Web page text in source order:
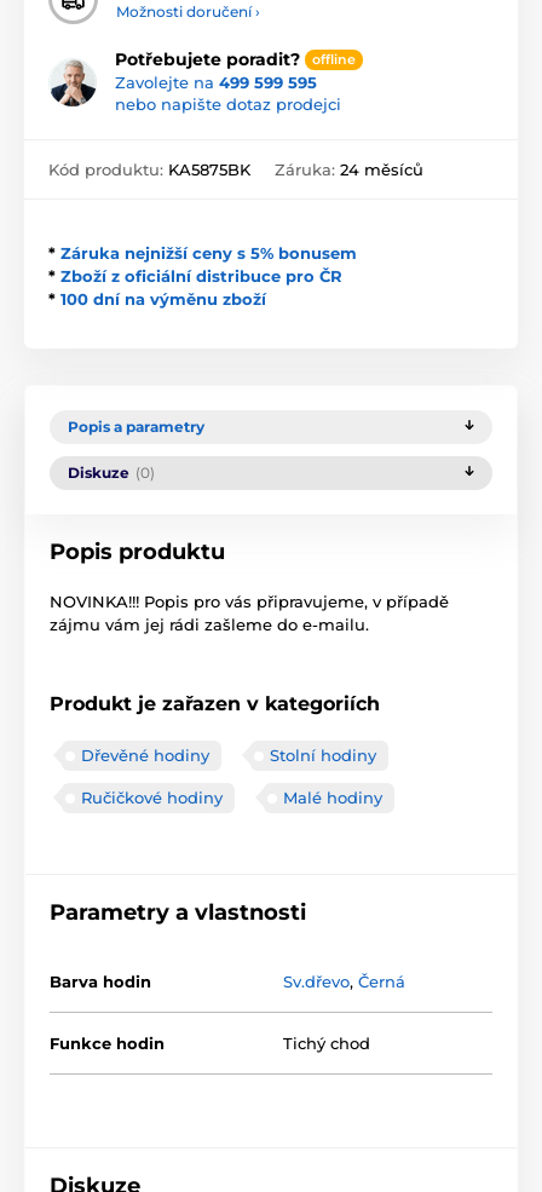
Možnosti doručení ›
Potřebujete poradit? offline
Zavolejte na 499 599 595
nebo napište dotaz prodejci
Kód produktu: KA5875BK Záruka: 24 měsíců
* Záruka nejnižší ceny s 5% bonusem
* Zboží z oficiální distribuce pro ČR
* 100 dní na výměnu zboží
Popis a parametry
Diskuze (0)
Popis produktu
NOVINKA!!! Popis pro vás připravujeme, v případě
zájmu vám jej rádi zašleme do e-mailu.
Produkt je zařazen v kategoriích
Dřevěné hodiny Stolní hodiny
Ručičkové hodiny Malé hodiny
Parametry a vlastnosti
Barva hodin Sv.dřevo, Černá
Funkce hodin Tichý chod
Diskuze